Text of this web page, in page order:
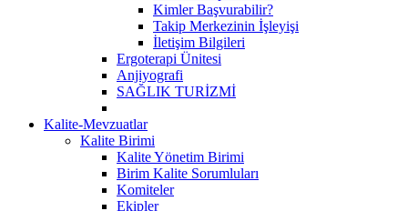
Kimler Başvurabilir?
Takip Merkezinin İşleyişi
İletişim Bilgileri
Ergoterapi Ünitesi
Anjiyografi
SAĞLIK TURİZMİ
Kalite-Mevzuatlar
Kalite Birimi
Kalite Yönetim Birimi
Birim Kalite Sorumluları
Komiteler
Ekipler